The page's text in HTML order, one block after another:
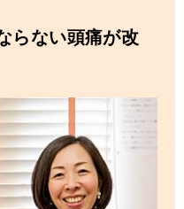
らない頭痛が改